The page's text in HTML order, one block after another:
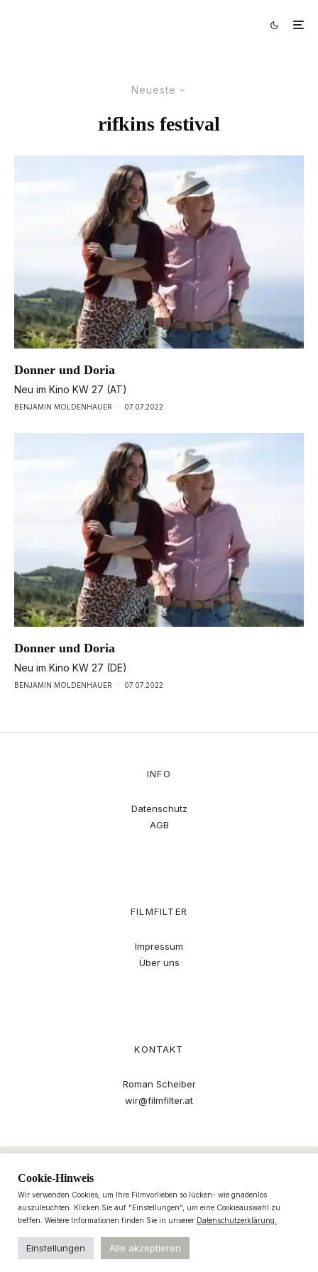
Neueste
rifkins festival
Donner und Doria
Neu im Kino KW 27 (AT)
BENJAMIN MOLDENHAUER · 07.07.2022
Donner und Doria
Neu im Kino KW 27 (DE)
BENJAMIN MOLDENHAUER · 07.07.2022
INFO
Datenschutz
AGB
FILMFILTER
Impressum
Über uns
KONTAKT
Roman Scheiber
wir@filmfilter.at
Cookie-Hinweis
Wir verwenden Cookies, um Ihre Filmvorlieben so lücken- wie gnadenlos
auszuleuchten. Klicken Sie auf "Einstellungen", um eine Cookieauswahl zu
treffen. Weitere Informationen finden Sie in unserer Datenschutzerklärung.
Einstellungen Alle akzeptieren